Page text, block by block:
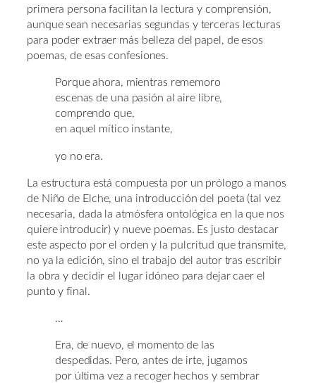
primera persona facilitan la lectura y comprensión,
aunque sean necesarias segundas y terceras lecturas
para poder extraer más belleza del papel, de esos
poemas, de esas confesiones.
Porque ahora, mientras rememoro
escenas de una pasión al aire libre,
comprendo que,
en aquel mítico instante,
yo no era.
La estructura está compuesta por un prólogo a manos
de Niño de Elche, una introducción del poeta (tal vez
necesaria, dada la atmósfera ontológica en la que nos
quiere introducir) y nueve poemas. Es justo destacar
este aspecto por el orden y la pulcritud que transmite,
no ya la edición, sino el trabajo del autor tras escribir
la obra y decidir el lugar idóneo para dejar caer el
punto y final.
…
Era, de nuevo, el momento de las
despedidas. Pero, antes de irte, jugamos
por última vez a recoger hechos y sembrar